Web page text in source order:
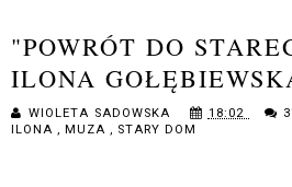
"POWRÓT DO
ILONA
WIOLETA SADOWSKA 18:02
ILONA , MUZA , STARY DOM